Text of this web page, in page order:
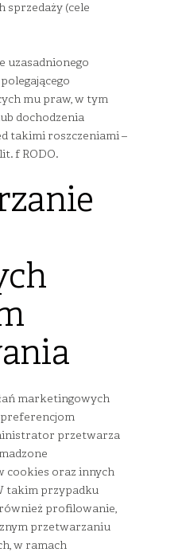
sprzedaży (cele
uzasadnionego
mu praw, w tym
dochodzenia
takimi roszczeniami –
f RODO.
marketingowych
przetwarza
cookies oraz innych
takim przypadku
profilowanie,
przetwarzaniu
w ramach